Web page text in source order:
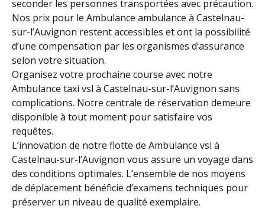
seconder les personnes transportées avec précaution.
Nos prix pour le Ambulance ambulance à Castelnau-
sur-l’Auvignon restent accessibles et ont la possibilité
d’une compensation par les organismes d’assurance
selon votre situation.
Organisez votre prochaine course avec notre
Ambulance taxi vsl à Castelnau-sur-l’Auvignon sans
complications. Notre centrale de réservation demeure
disponible à tout moment pour satisfaire vos
requêtes.
L’innovation de notre flotte de Ambulance vsl à
Castelnau-sur-l’Auvignon vous assure un voyage dans
des conditions optimales. L’ensemble de nos moyens
de déplacement bénéficie d’examens techniques pour
préserver un niveau de qualité exemplaire.